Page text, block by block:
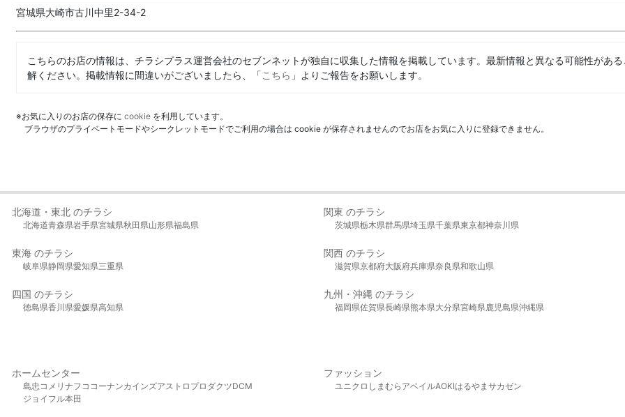
宮城県大崎市古川中里2-34-2
こちらのお店の情報は、チラシプラス運営会社のセブンネットが独自に収集した情報を掲載しています。最新情報と異なる可能性があ
解ください。掲載情報に間違いがございましたら、「こちら 」よりご報告をお願いします。
※お気に入りのお店の保存に cookie を利用しています。
ブラウザのプライベートモードやシークレットモードでご利用の場合は cookie が保存されませんのでお店をお気に入りに登録できません。
北海道・東北 のチラシ
北海道青森県岩手県宮城県秋田県山形県福島県
関東 のチラシ
茨城県栃木県群馬県埼玉県千葉県東京都神奈川県
東海 のチラシ
岐阜県静岡県愛知県三重県
関西 のチラシ
滋賀県京都府大阪府兵庫県奈良県和歌山県
四国 のチラシ
徳島県香川県愛媛県高知県
九州・沖縄 のチラシ
福岡県佐賀県長崎県熊本県大分県宮崎県鹿児島県沖縄県
ホームセンター
島忠 コメリ ナフコ コーナンカインズアストロプロダクツDCM
ジョイフル本田
ファッション
ユニクロ しまむら アベイルAOKIはるやま サカゼン